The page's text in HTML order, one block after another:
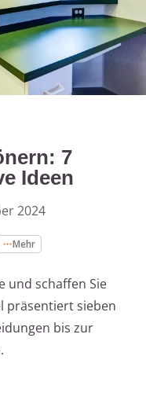
7
Ideen
2024
Mehr
und schaffen Sie
präsentiert sieben
bis zur